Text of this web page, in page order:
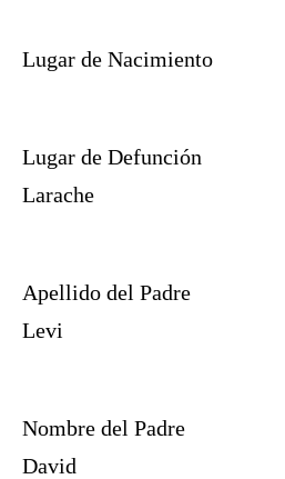
Lugar de Nacimiento
Lugar de Defunción
Larache
Apellido del Padre
Levi
Nombre del Padre
David